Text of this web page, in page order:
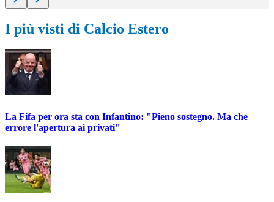
I più visti di Calcio Estero
La Fifa per ora sta con Infantino: "Pieno sostegno. Ma che
errore l'apertura ai privati"